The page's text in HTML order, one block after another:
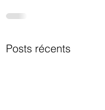
Posts récents